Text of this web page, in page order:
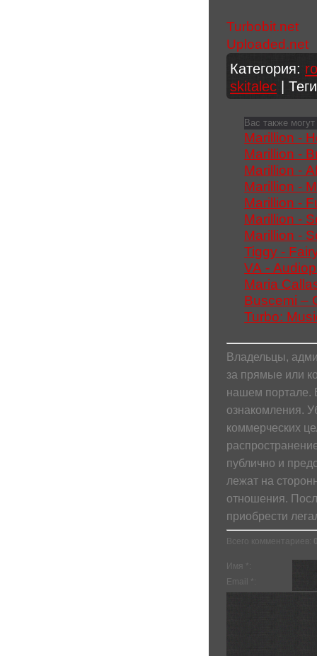
Turbobit.net
Uploaded.net
Категория:
skitalec
Теги
Вас также
Marillion -
Marillion -
Marillion -
Marillion -
Marillion -
Marillion -
Marillion -
Tiggy -
VA -
Maria
Buscemi –
Turbo:
Владельцы,
за прямые или
нашем портале.
ознакомления.
коммерческих
публично и
лежат на
отношения.
приобрести
Всего комментариев :
Имя *:
Email *: